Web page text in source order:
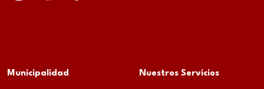
Municipalidad Nuestros Servicios